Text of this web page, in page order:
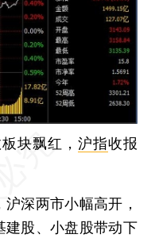
板块飘红， 沪指收报
深两市小幅高开，
建股、小盘股带动下